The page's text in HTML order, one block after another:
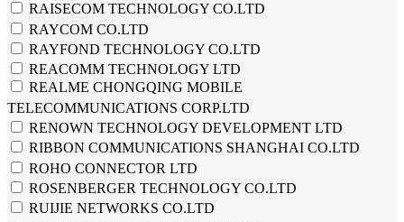
RAISECOM TECHNOLOGY CO.LTD
RAYCOM CO.LTD
RAYFOND TECHNOLOGY CO.LTD
REACOMM TECHNOLOGY LTD
REALME CHONGQING MOBILE
TELECOMMUNICATIONS CORP.LTD
RENOWN TECHNOLOGY DEVELOPMENT LTD
RIBBON COMMUNICATIONS SHANGHAI CO.LTD
ROHO CONNECTOR LTD
ROSENBERGER TECHNOLOGY CO.LTD
RUIJIE NETWORKS CO.LTD